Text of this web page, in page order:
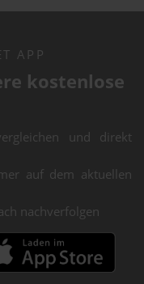
APP
kostenlose
und direkt
auf dem aktuellen
nachverfolgen